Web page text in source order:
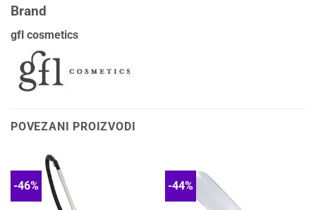
Brand
gfl cosmetics
POVEZANI PROIZVODI
-46% -44%